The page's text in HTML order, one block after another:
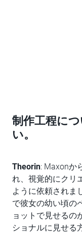
制作工程に
い。
Theorin: Maxonか
れ、視覚的にクリ
ように依頼されま
で彼女の幼い頃の
ョットで見せるの
ショナルに見せる